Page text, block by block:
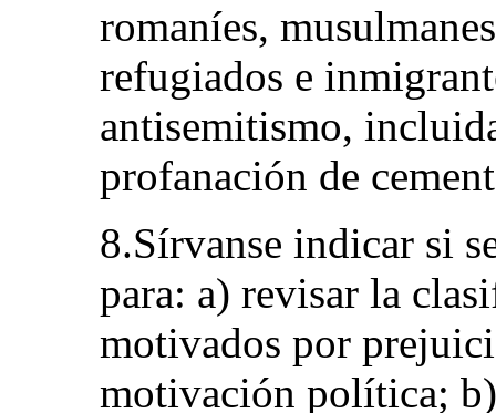
romaníes,
refugiados e
antisemitismo,
profanación de
8.Sírvanse indicar si
para: a) revisar la
motivados por
motivación política;